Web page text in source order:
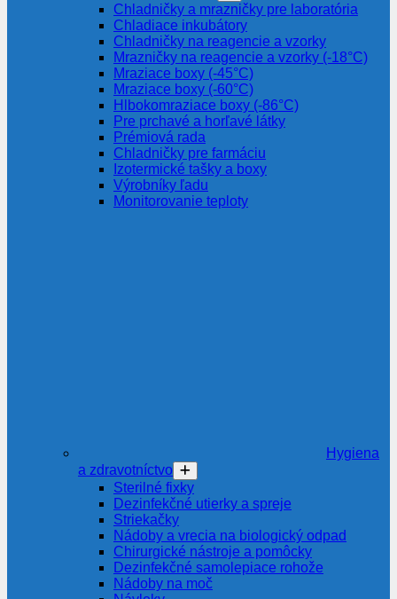
Chladničky a mrazničky pre laboratória
Chladiace inkubátory
Chladničky na reagencie a vzorky
Mrazničky na reagencie a vzorky (-18°C)
Mraziace boxy (-45°C)
Mraziace boxy (-60°C)
Hlbokomraziace boxy (-86°C)
Pre prchavé a horľavé látky
Prémiová rada
Chladničky pre farmáciu
Izotermické tašky a boxy
Výrobníky ľadu
Monitorovanie teploty
Hygiena
a zdravotníctvo
Sterilné fixky
Dezinfekčné utierky a spreje
Striekačky
Nádoby a vrecia na biologický odpad
Chirurgické nástroje a pomôcky
Dezinfekčné samolepiace rohože
Nádoby na moč